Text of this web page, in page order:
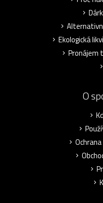
Ekologická
Pronájem
O